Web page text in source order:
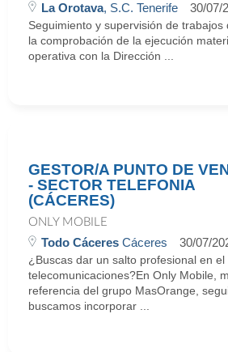
La Orotava, S.C. Tenerife 30/07/
Seguimiento y supervisión de trabajos
la comprobación de la ejecución
operativa con la Dirección ...
GESTOR/A PUNTO DE
- SECTOR TELEFONIA
(CÁCERES)
ONLY MOBILE
Todo Cáceres Cáceres 30/07/
¿Buscas dar un salto profesional en
telecomunicaciones?En Only Mobile,
referencia del grupo MasOrange,
buscamos incorporar ...